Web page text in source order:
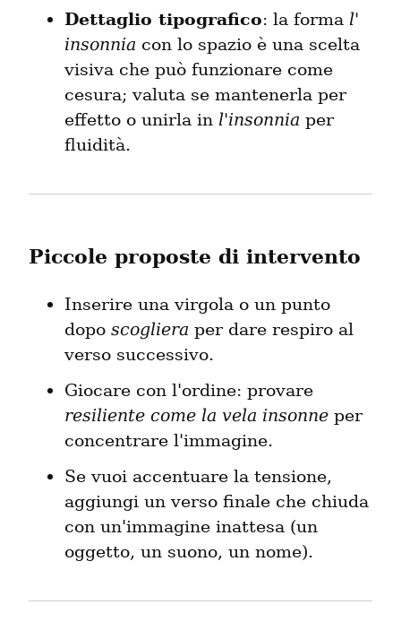
Dettaglio tipografico: la forma l'
insonnia con lo spazio è una scelta
visiva che può funzionare come
cesura; valuta se mantenerla per
effetto o unirla in l'insonnia per
fluidità.
Piccole proposte di intervento
Inserire una virgola o un punto
dopo scogliera per dare respiro al
verso successivo.
resiliente come la vela insonne per
concentrare l'immagine.
Se vuoi accentuare la tensione,
aggiungi un verso finale che chiuda
con un'immagine inattesa (un
oggetto, un suono, un nome).